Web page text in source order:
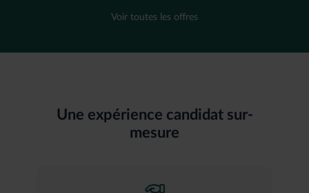
Voir toutes les offres
Une expérience candidat sur-
mesure